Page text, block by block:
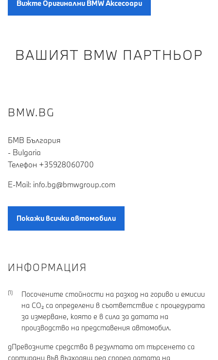
Вижте Oригинални BMW Aксесоари
ВАШИЯТ BMW ПАРТНЬОР
BMW.BG
БМВ България
- Bulgaria
Teлефон +35928060700
E-Mail: info.bg@bmwgroup.com
Покажи всички автомобили
ИНФОРМАЦИЯ
Посочените стойности на разход на гориво и емисии
на CO₂ са определени в съответствие с процедурата
за измерване, която е в сила за датата на
производство на представения автомобил.
gПревозните средства в резултата от търсенето са
сортирани във възходящ ред според датата на